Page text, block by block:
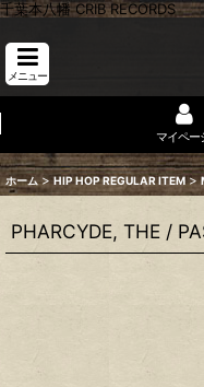
千葉本八幡 CRIB RECORDS
メニュー
マイペー
ホーム > HIP HOP REGULAR ITEM >
PHARCYDE, THE /